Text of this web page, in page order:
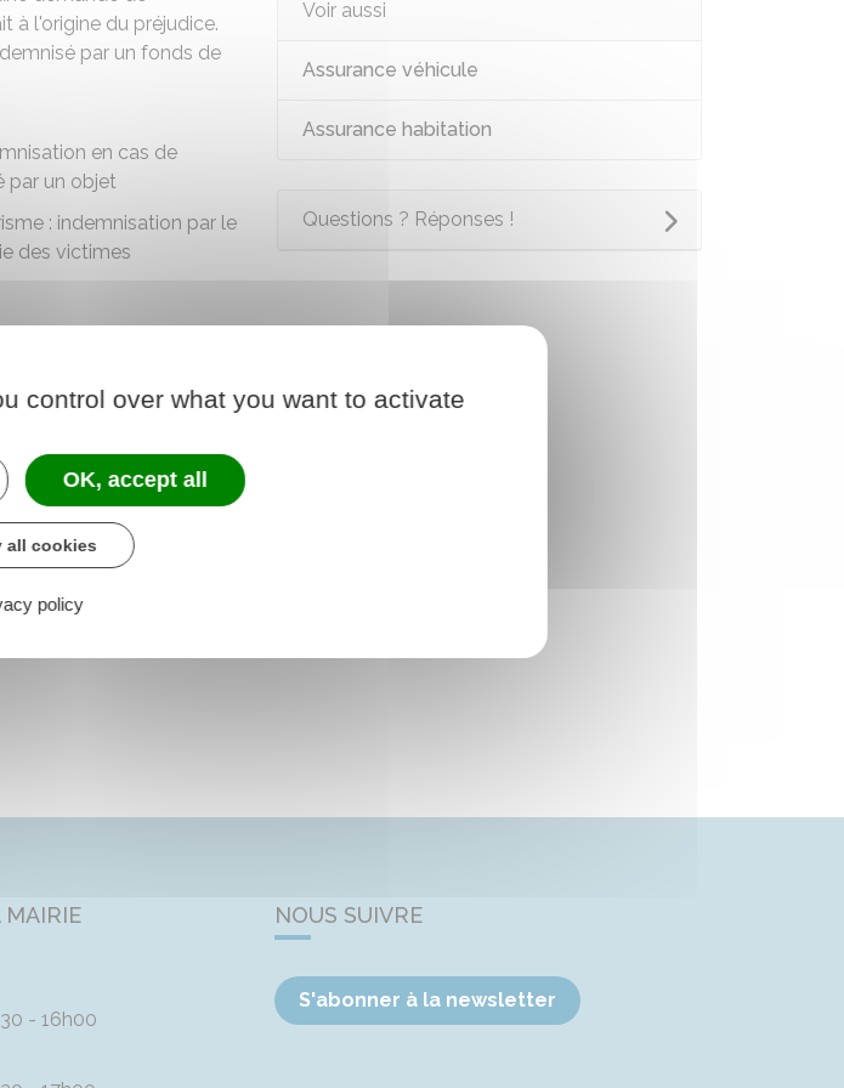
à l'origine du préjudice.
par un fonds de
en cas de
par un objet
: indemnisation par le
des victimes
Voir aussi
Assurance véhicule
Assurance habitation
Questions ? Réponses !
MAIRIE
- 16h00
NOUS SUIVRE
S'abonner à la newsletter
control over what you want to activate
OK, accept all
all cookies
policy